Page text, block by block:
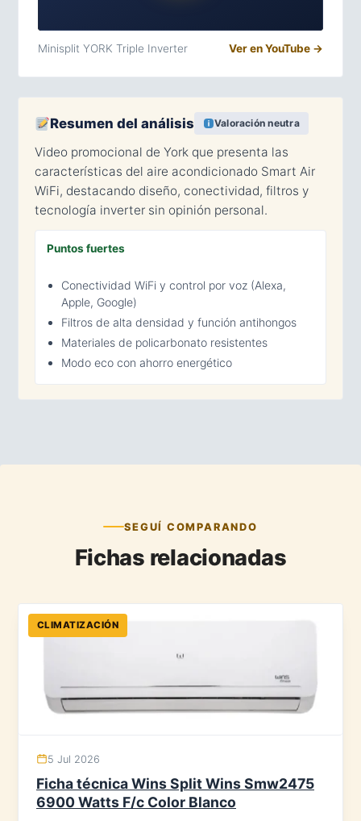
Minisplit YORK Triple Inverter Ver en YouTube →
Resumen del análisis Valoración neutra
Video promocional de York que presenta las
características del aire acondicionado Smart Air
WiFi, destacando diseño, conectividad, filtros y
tecnología inverter sin opinión personal.
Puntos fuertes
Conectividad WiFi y control por voz (Alexa,
Apple, Google)
Filtros de alta densidad y función antihongos
Materiales de policarbonato resistentes
Modo eco con ahorro energético
SEGUÍ COMPARANDO
Fichas relacionadas
CLIMATIZACIÓN
5 Jul 2026
Ficha técnica Wins Split Wins Smw2475
6900 Watts F/c Color Blanco